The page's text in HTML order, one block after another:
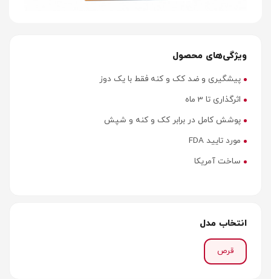
ویژگی‌های محصول
پیشگیری و ضد کک و کنه فقط با یک دوز
اثرگذاری تا 3 ماه
پوشش کامل در برابر کک و کنه و شپش
مورد تایید‌ FDA
ساخت آمریکا
انتخاب مدل
قرص